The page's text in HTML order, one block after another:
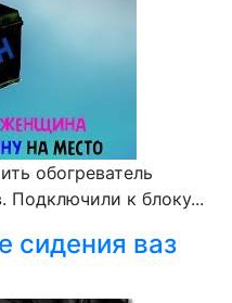
обогреватель
Подключили к блоку...
сидения ваз